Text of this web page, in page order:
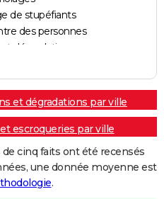
de stupéfiants
des personnes
dégradations
et dégradations par ville
escroqueries par ville
cinq faits ont été recensés
une donnée moyenne est
.